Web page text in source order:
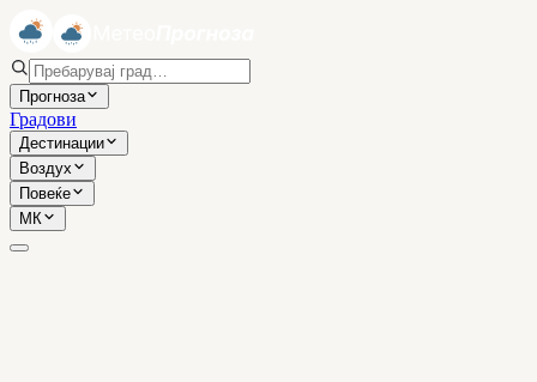
Прогноза
Градови
Дестинации
Воздух
Повеќе
МК